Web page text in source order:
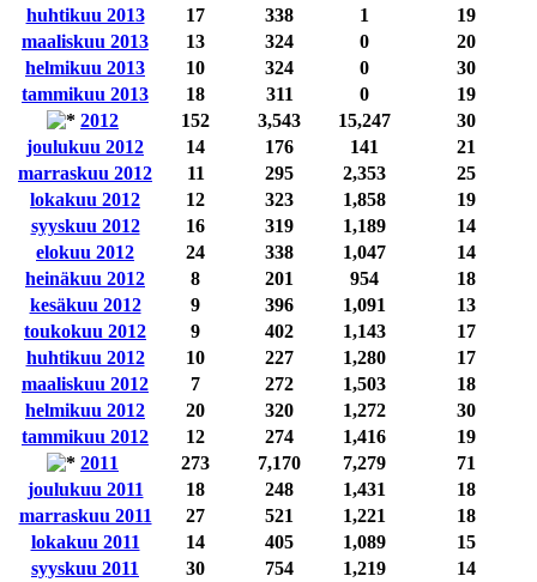
huhtikuu 2013
17 338 1
19
maaliskuu 2013
13 324 0
20
helmikuu 2013
10 324 0
30
tammikuu 2013
18 311 0
19
2012
152 3,543 15,247
30
joulukuu 2012
14 176 141
21
marraskuu 2012
11 295 2,353
25
lokakuu 2012
12 323 1,858
19
syyskuu 2012
16 319 1,189
14
elokuu 2012
24 338 1,047
14
heinäkuu 2012
8 201 954
18
kesäkuu 2012
9 396 1,091
13
toukokuu 2012
9 402 1,143
17
huhtikuu 2012
10 227 1,280
17
maaliskuu 2012
7 272 1,503
18
helmikuu 2012
20 320 1,272
30
tammikuu 2012
12 274 1,416
19
2011
273 7,170 7,279
71
joulukuu 2011
18 248 1,431
18
marraskuu 2011
27 521 1,221
18
lokakuu 2011
14 405 1,089
15
syyskuu 2011
30 754 1,219
14